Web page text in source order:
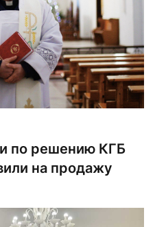
по решению КГБ
на продажу